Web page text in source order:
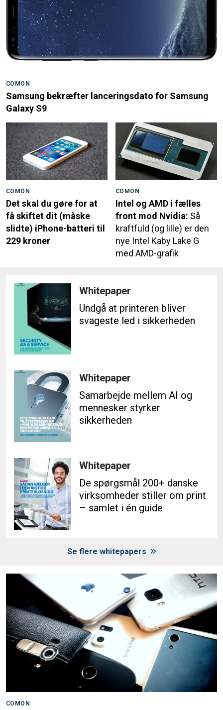
COMON
Samsung bekræfter lanceringsdato for Samsung
Galaxy S9
COMON
Det skal du gøre for at
få skiftet dit (måske
slidte) iPhone-batteri til
229 kroner
COMON
Intel og AMD i fælles
front mod Nvidia: Så
kraftfuld (og lille) er den
nye Intel Kaby Lake G
med AMD-grafik
Whitepaper
Undgå at printeren bliver
svageste led i sikkerheden
Whitepaper
Samarbejde mellem AI og
mennesker styrker
sikkerheden
Whitepaper
De spørgsmål 200+ danske
virksomheder stiller om print
– samlet i én guide
Se flere whitepapers
COMON